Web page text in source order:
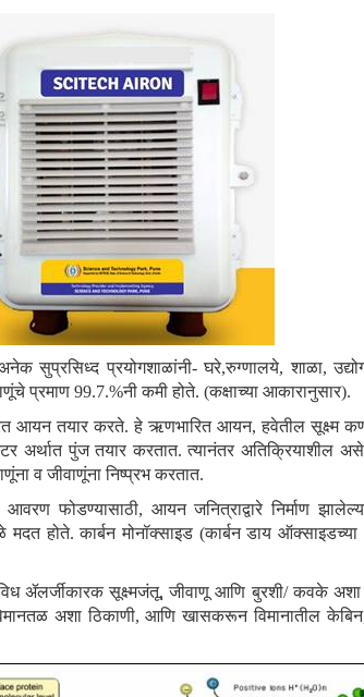
सुप्रसिध्द प्रयोगशाळांनी- घरे,रुग्णालये, शाळा,
प्रमाण 99.7.%नी कमी होते. (कक्षाच्या आकारानुसार).
तयार करते. हे ऋणभारित आयन, हवेतील सूक्ष्म
अर्थात पुंज तयार करतात. त्यानंतर अतिक्रियाशील
व जीवाणूंना निष्प्रभ करतात.
फोडण्यासाठी, आयन जनित्राद्वारे निर्माण
मदत होते. कार्बन मोनॉक्साइड (कार्बन डाय
ॲलर्जीकारक सूक्ष्मजंतू, जीवाणू आणि बुरशी/ कवके अशा
अशा ठिकाणी, आणि खासकरून विमानातील